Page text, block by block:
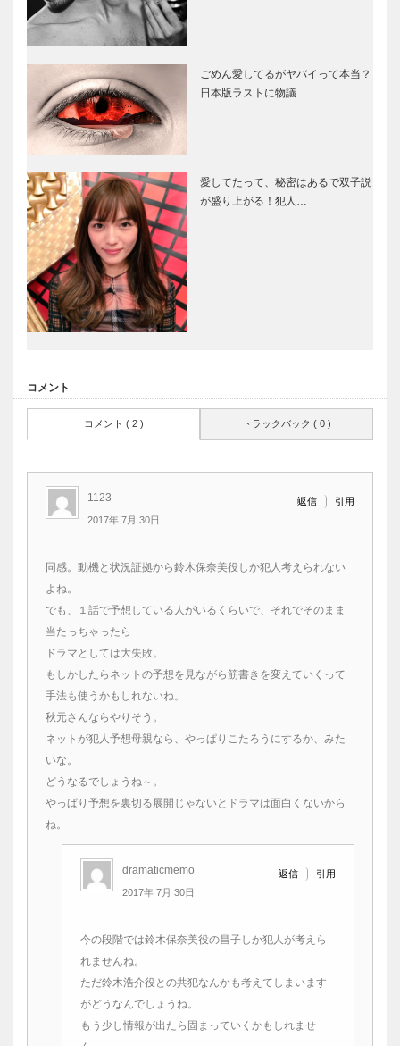
ごめん愛してるがヤバイって本当？
日本版ラストに物議…
愛してたって、秘密はあるで双子説
が盛り上がる！犯人…
コメント
コメント ( 2 ) トラックバック ( 0 )
1123
2017年 7月 30日
返信 引用
同感。動機と状況証拠から鈴木保奈美役しか犯人考えられない
よね。
でも、１話で予想している人がいるくらいで、それでそのまま
当たっちゃったら
ドラマとしては大失敗。
もしかしたらネットの予想を見ながら筋書きを変えていくって
手法も使うかもしれないね。
秋元さんならやりそう。
ネットが犯人予想母親なら、やっぱりこたろうにするか、みた
いな。
どうなるでしょうね～。
やっぱり予想を裏切る展開じゃないとドラマは面白くないから
ね。
dramaticmemo
2017年 7月 30日
返信 引用
今の段階では鈴木保奈美役の昌子しか犯人が考えら
れませんね。
ただ鈴木浩介役との共犯なんかも考えてしまいます
がどうなんでしょうね。
もう少し情報が出たら固まっていくかもしれませ